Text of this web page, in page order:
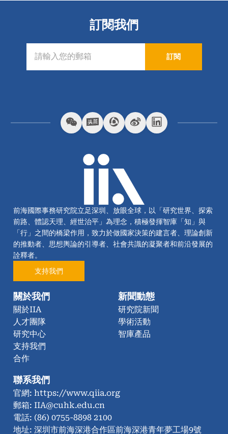
訂閱我們
訂閱
前海國際事務研究院立足深圳、放眼全球，以「研究世界、探索
前路、體認天理、經世治平」為理念，積極發揮智庫「知」與
「行」之間的橋梁作用，致力於做國家決策的建言者、理論創新
的推動者、思想輿論的引導者、社會共識的凝聚者和前沿發展的
詮釋者。
支持我們
關於我們
關於IIA
人才團隊
研究中心
支持我們
合作
新聞動態
研究院新聞
學術活動
智庫產品
聯系我們
官網: https://www.qiia.org
郵箱: IIA@cuhk.edu.cn
電話: (86) 0755-8898 2100
地址: 深圳市前海深港合作區前海深港青年夢工場9號